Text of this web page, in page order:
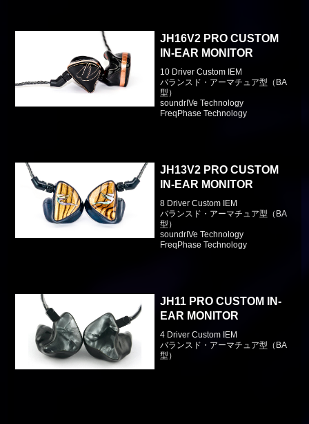
JH16V2 PRO CUSTOM
IN-EAR MONITOR
10 Driver Custom IEM
バランスド・アーマチュア型（BA
型）
soundrIVe Technology
FreqPhase Technology
JH13V2 PRO CUSTOM
IN-EAR MONITOR
8 Driver Custom IEM
バランスド・アーマチュア型（BA
型）
soundrIVe Technology
FreqPhase Technology
JH11 PRO CUSTOM IN-
EAR MONITOR
4 Driver Custom IEM
バランスド・アーマチュア型（BA
型）